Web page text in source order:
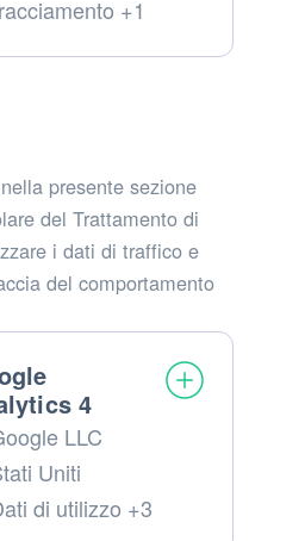
+1
presente sezione
del Trattamento di
i dati di traffico e
del comportamento
4
LLC
Uniti
di utilizzo +3